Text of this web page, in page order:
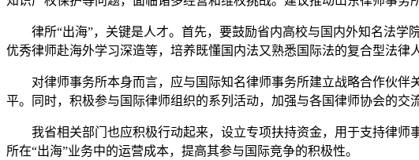
律所“出海”，关键是人才。首先，要鼓励省内高校与国内外知名法学
优秀律师赴海外学习深造等，培养既懂国内法又熟悉国际法的复合型法律
对律师事务所本身而言，应与国际知名律师事务所建立战略合作伙伴
平。同时，积极参与国际律师组织的系列活动，加强与各国律师协会的交
我省相关部门也应积极行动起来，设立专项扶持资金，用于支持律师
所在“出海”业务中的运营成本，提高其参与国际竞争的积极性。